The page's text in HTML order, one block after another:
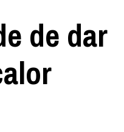
de dar